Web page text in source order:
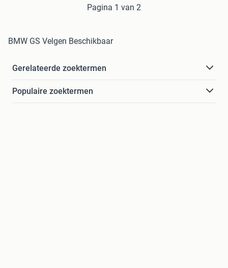
Pagina 1 van 2
BMW GS Velgen Beschikbaar
Gerelateerde zoektermen
Populaire zoektermen